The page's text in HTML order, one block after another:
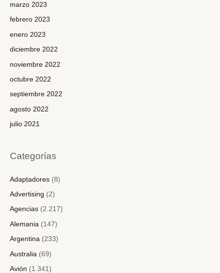
marzo 2023
febrero 2023
enero 2023
diciembre 2022
noviembre 2022
octubre 2022
septiembre 2022
agosto 2022
julio 2021
Categorías
Adaptadores (8)
Advertising (2)
Agencias (2.217)
Alemania (147)
Argentina (233)
Australia (69)
Avión (1.341)